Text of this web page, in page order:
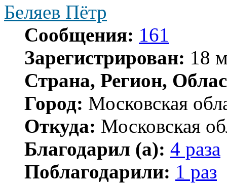
Беляев Пётр
Сообщения: 161
Зарегистрирован: 18
Страна, Регион,
Город: Московская
Откуда: Московская
Благодарил (а): 4 раза
Поблагодарили: 1 раз